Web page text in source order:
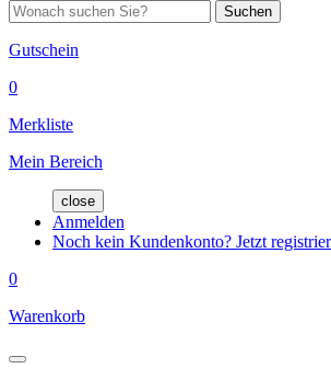
Suchen
Gutschein
0
Merkliste
Mein Bereich
close
Anmelden
Noch kein Kundenkonto? Jetzt
0
Warenkorb